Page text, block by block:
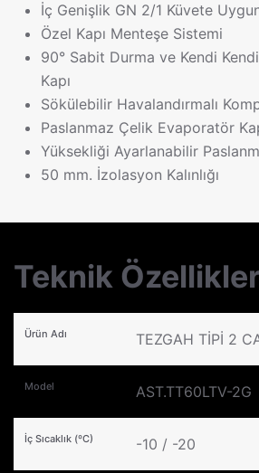
İç Genişlik GN 2/1 Küvete
Özel Kapı Menteşe Sistemi
90° Sabit Durma ve Kendi
Kapı
Sökülebilir Havalandırmalı
Paslanmaz Çelik Evaporatör
Yüksekliği Ayarlanabilir
50 mm. İzolasyon Kalınlığı
Teknik
Ürün Adı TEZGAH TİPİ 2
Model AST.TT60LTV-2G
İç Sıcaklık (ºC) -10 / -20